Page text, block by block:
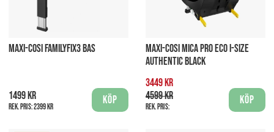
MAXI-COSI FAMILYFIX3 BAS
1499 kr
Rek. pris:2399 kr
Köp
MAXI-COSI MICA PRO ECO I-SIZE
AUTHENTIC BLACK
3449 kr
4599 kr
Rek. pris:
Köp